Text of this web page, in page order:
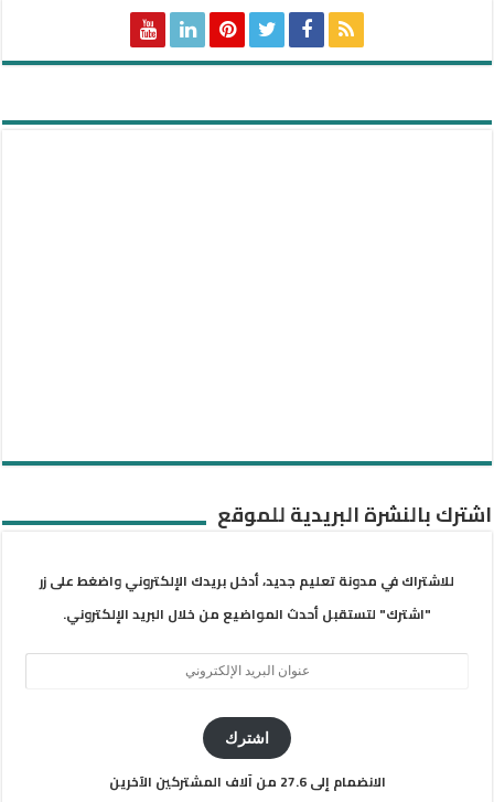
اشترك بالنشرة البريدية للموقع
للاشتراك في مدونة تعليم جديد، أدخل بريدك الإلكتروني واضغط على زر
"اشترك" لتستقبل أحدث المواضيع من خلال البريد الإلكتروني.
اشترك
الانضمام إلى 27.6 من آلاف المشتركين الآخرين